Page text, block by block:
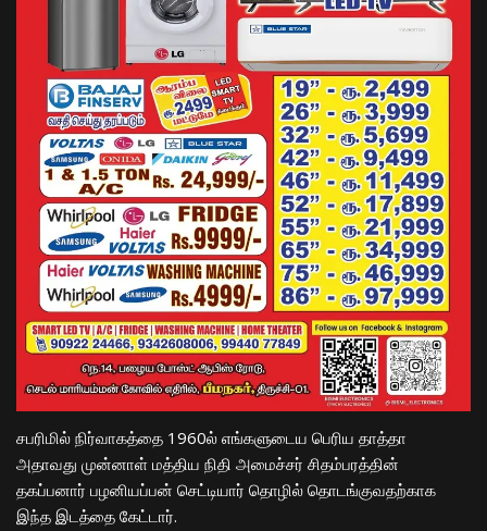
சபரிமில் நிர்வாகத்தை 1960ல் எங்களுடைய பெரிய தாத்தா
அதாவது முன்னாள் மத்திய நிதி அமைச்சர் சிதம்பரத்தின்
தகப்பனார் பழனியப்பன் செட்டியார் தொழில் தொடங்குவதற்காக
இந்த இடத்தை கேட்டார்.